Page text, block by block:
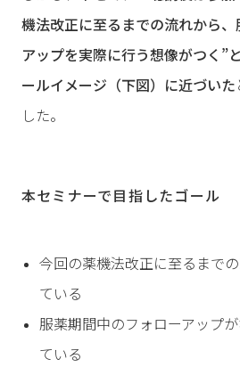
機法改正に至るまでの流れから
アップを実際に行う想像がつく”
ールイメージ（下図）に近づいた
した。
本セミナーで目指したゴール
今回の薬機法改正に至るまで
ている
服薬期間中のフォローアップ
ている